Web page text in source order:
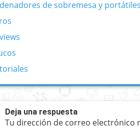
de sobremesa y portátiles
Deja una respuesta
Tu dirección de correo electrónico